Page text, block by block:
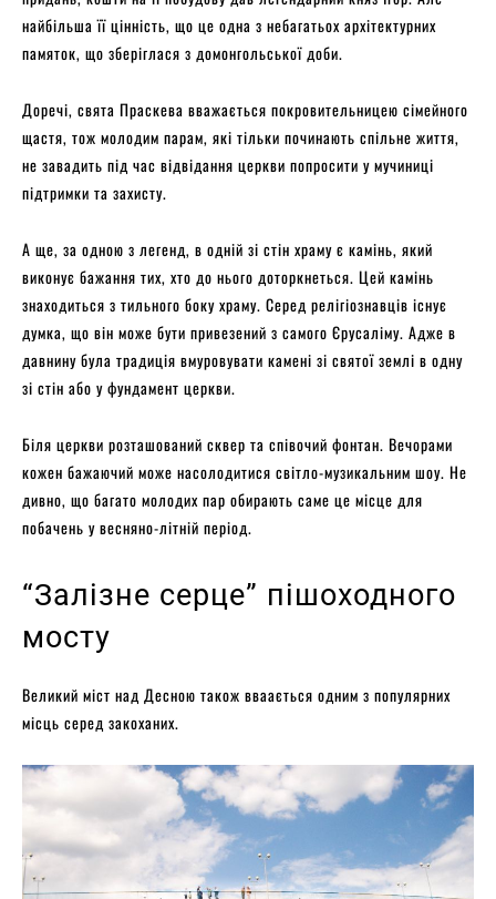
найбільша її цінність, що це одна з небагатьох архітектурних
памяток, що зберіглася з домонгольської доби.
Доречі, свята Праскева вважається покровительницею сімейного
щастя, тож молодим парам, які тільки починають спільне життя,
не завадить під час відвідання церкви попросити у мучиниці
підтримки та захисту.
А ще, за одною з легенд, в одній зі стін храму є камінь, який
виконує бажання тих, хто до нього доторкнеться. Цей камінь
знаходиться з тильного боку храму. Серед релігіознавців існує
думка, що він може бути привезений з самого Єрусаліму. Адже в
давнину була традиція вмуровувати камені зі святої землі в одну
зі стін або у фундамент церкви.
Біля церкви розташований сквер та співочий фонтан. Вечорами
кожен бажаючий може насолодитися світло-музикальним шоу. Не
дивно, що багато молодих пар обирають саме це місце для
побачень у весняно-літній період.
“Залізне серце” пішоходного
мосту
Великий міст над Десною також вваається одним з популярних
місць серед закоханих.